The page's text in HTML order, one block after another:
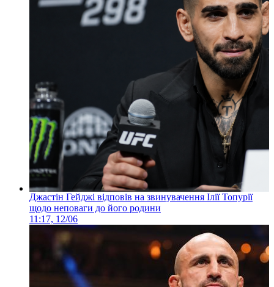
Джастін Гейджі відповів на звинувачення Ілії Топурії
щодо неповаги до його родини
11:17, 12/06